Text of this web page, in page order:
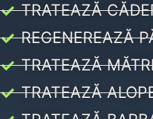
TRATEAZĂ
REGENEREAZĂ
TRATEAZĂ
TRATEAZĂ